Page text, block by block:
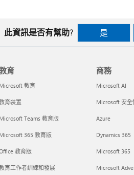
此資訊是否有幫助? 是
育
Microsoft 教育
育裝置
Microsoft Teams 教育版
Microsoft 365 教育版
教育版
育工作者訓練和發展
商務
Microsoft AI
Microsoft 安全
Azure
Dynamics 365
Microsoft 365
Microsoft